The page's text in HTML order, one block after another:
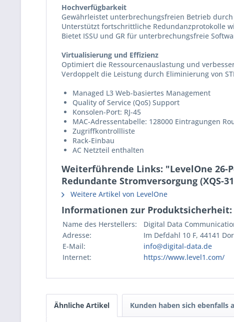
Hochverfügbarkeit
Gewährleistet unterbrechungsfreien Betrieb
Unterstützt fortschrittliche Redundanzprotokolle
Bietet ISSU und GR für unterbrechungsfreie
Virtualisierung und Effizienz
Optimiert die Ressourcenauslastung und
Verdoppelt die Leistung durch Eliminierung von
Managed L3 Web-basiertes Management
Quality of Service (QoS) Support
Konsolen-Port: RJ-45
MAC-Adressentabelle: 128000 Eintragungen
Zugriffkontrollliste
Rack-Einbau
AC Netzteil enthalten
Weiterführende Links: "LevelOne 26-
Redundante Stromversorgung (XQS-
Weitere Artikel von LevelOne
Informationen zur Produktsicherheit:
Name des Herstellers:
Digital Data
Adresse:
Im Defdahl 10 F, 44141
E-Mail:
info@digital-data.de
Internet:
https://www.level1.com/
Ähnliche Artikel Kunden haben sich ebenfalls